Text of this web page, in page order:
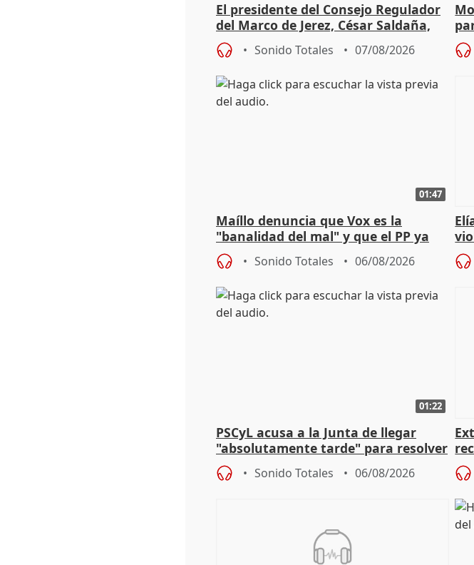
El presidente del Consejo Regulador
del Marco de Jerez, César Saldaña,
sobre exportaciones
Sonido Totales 07/08/2026
01:47
Maíllo denuncia que Vox es la
"banalidad del mal" y que el PP ya
asume todas sus tesis
Sonido Totales 06/08/2026
01:22
PSCyL acusa a la Junta de llegar
"absolutamente tarde" para resolver
problemas como Newcastle
Sonido Totales 06/08/2026